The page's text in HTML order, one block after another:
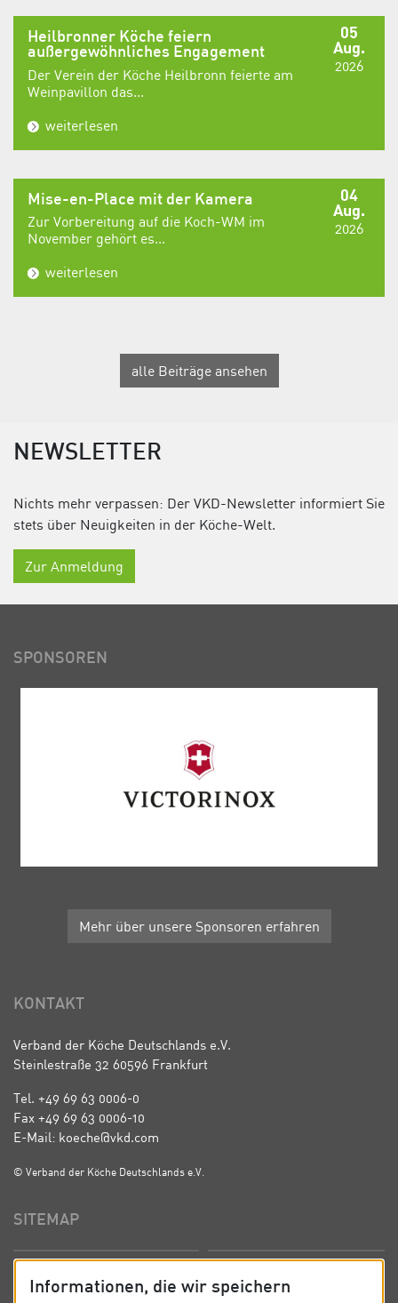
05
Aug.
2026
Heilbronner Köche feiern
außergewöhnliches Engagement
Der Verein der Köche Heilbronn feierte am
Weinpavillon das...
weiterlesen
04
Aug.
2026
Mise-en-Place mit der Kamera
Zur Vorbereitung auf die Koch-WM im
November gehört es...
weiterlesen
alle Beiträge ansehen
NEWSLETTER
Nichts mehr verpassen: Der VKD-Newsletter informiert Sie
stets über Neuigkeiten in der Köche-Welt.
Zur Anmeldung
SPONSOREN
Mehr über unsere Sponsoren erfahren
KONTAKT
Verband der Köche Deutschlands e.V.
Steinlestraße 32 60596 Frankfurt
Tel. +49 69 63 0006-0
Fax +49 69 63 0006-10
E-Mail: koeche@vkd.com
© Verband der Köche Deutschlands e.V.
SITEMAP
Informationen, die wir speichern